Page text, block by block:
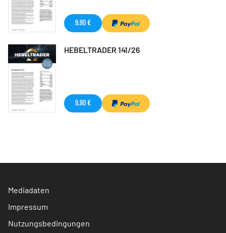
9,90 €
HEBELTRADER 141/26
9,90 €
Mediadaten
Impressum
Nutzungsbedingungen